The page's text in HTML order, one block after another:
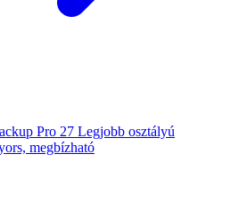
Pro 27 Legjobb osztályú
megbízható